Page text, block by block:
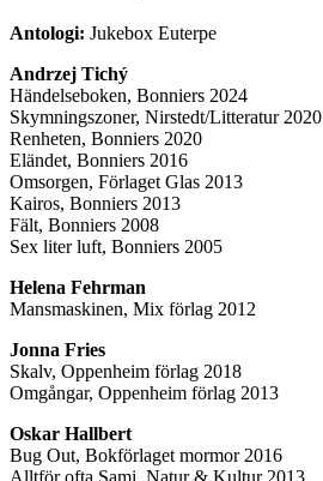
Antologi: Jukebox Euterpe
Andrzej Tichý
Händelseboken, Bonniers 2024
Skymningszoner, Nirstedt/Litteratur 2020
Renheten, Bonniers 2020
Eländet, Bonniers 2016
Omsorgen, Förlaget Glas 2013
Kairos, Bonniers 2013
Fält, Bonniers 2008
Sex liter luft, Bonniers 2005
Helena Fehrman
Mansmaskinen, Mix förlag 2012
Jonna Fries
Skalv, Oppenheim förlag 2018
Omgångar, Oppenheim förlag 2013
Oskar Hallbert
Bug Out, Bokförlaget mormor 2016